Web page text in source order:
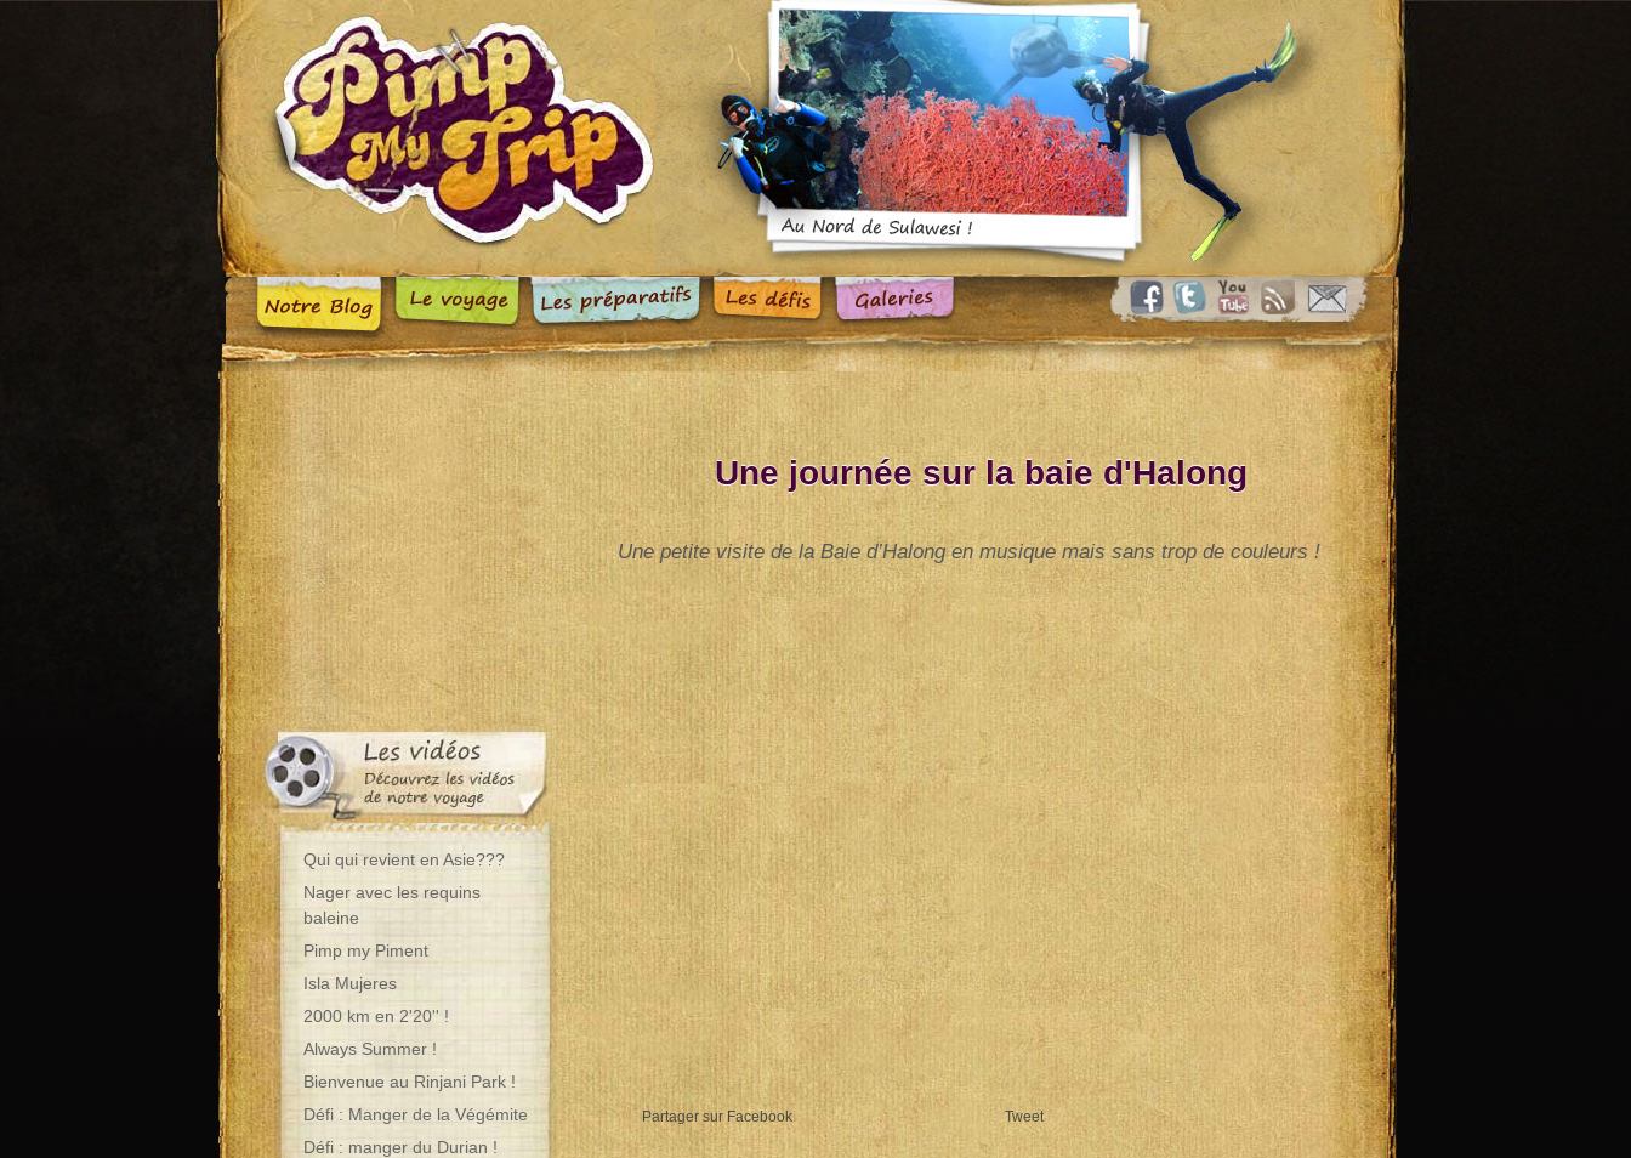
Une journée sur la baie d'Halong
Une petite visite de la Baie d’Halong en musique mais sans trop de couleurs !
Partager sur Facebook Tweet
Qui qui revient en Asie???
Nager avec les requins
baleine
Pimp my Piment
Isla Mujeres
2000 km en 2'20'' !
Always Summer !
Bienvenue au Rinjani Park !
Défi : Manger de la Végémite
Défi : manger du Durian !